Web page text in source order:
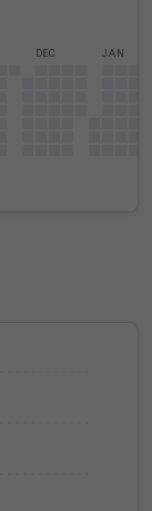
DEC JAN